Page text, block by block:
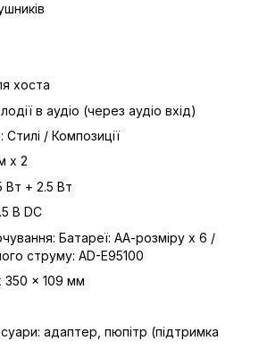
хоста
в аудіо (через аудіо вхід)
/ Композиції
x 2
Вт + 2.5 Вт
В DC
Батареї: АА-розміру x 6 /
струму: AD-E95100
350 x 109 мм
адаптер, пюпітр (підтримка